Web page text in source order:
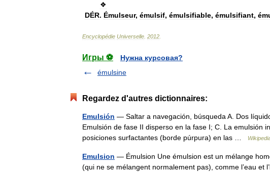
❖
DÉR. Émulseur, émulsif, émulsifiable, émulsifiant,
Encyclopédie Universelle 2012
Игры ⚽
Нужна курсовая?
émulsine
Regardez d'autres dictionnaires:
Emulsión — Saltar a navegación, búsqueda A. Dos
Emulsión de fase II disperso en la fase I; C. La emulsión
posiciones surfactantes (borde púrpura) en las …
Emulsion — Émulsion Une émulsion est un mélange
(qui ne se mélangent normalement pas), comme l’eau et